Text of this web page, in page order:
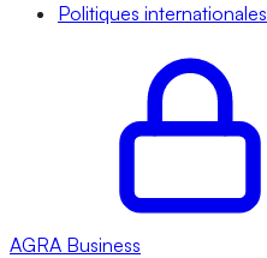
Politiques internationales
AGRA Business